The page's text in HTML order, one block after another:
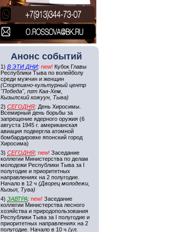
Анонс событий
1) В ЭТИ ДНИ: new! Кубок Главы
Республики Тыва по волейболу
среди мужчин и женщин
(Спортивно-культурный центр
"Победа", пгт Каа-Хем,
Кызылский кожуун, Тыва)
2) СЕГОДНЯ: День Хиросимы.
Всемирный день борьбы за
запрещение ядерного оружия (6
августа 1945 г. американская
авиация подвергла атомной
бомбардировке японский город
Хиросима)
3) СЕГОДНЯ: new! Заседание
коллегии Министерства по делам
молодежи Республики Тыва за I
полугодие и приоритетных
направлениях на 2 полугодие.
Начало в 12 ч (Дворец молодежи,
Кызыл, Тува)
4) ЗАВТРА: new! Заседание
коллегии Министерства лесного
хозяйства и природопользования
Республики Тыва за I полугодие и
приоритетных направлениях на 2
полугодие. Начало в 10 ч (ул.